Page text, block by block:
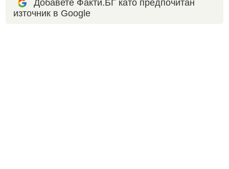
Добавете Факти.БГ като предпочитан
източник в Google